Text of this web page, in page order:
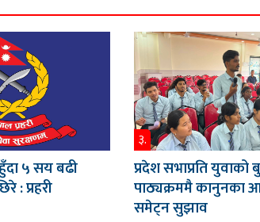
५ सय बढी
: प्रहरी
३.
प्रदेश सभाप्रति युवाको
पाठ्यक्रममै कानुनका
समेट्न सुझाव